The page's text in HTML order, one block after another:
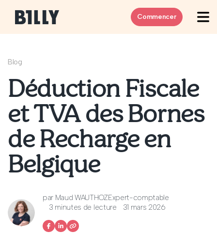
Commencer
Blog
Déduction Fiscale
et TVA des Bornes
de Recharge en
Belgique
par Maud WAUTHOZExpert-comptable
3 minutes de lecture
31 mars 2026